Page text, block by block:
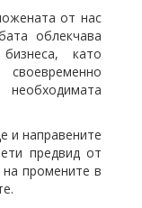
от нас
облекчава
като
и направените
предвид от
промените в